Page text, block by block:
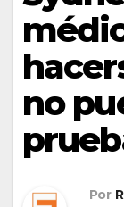
no
Por